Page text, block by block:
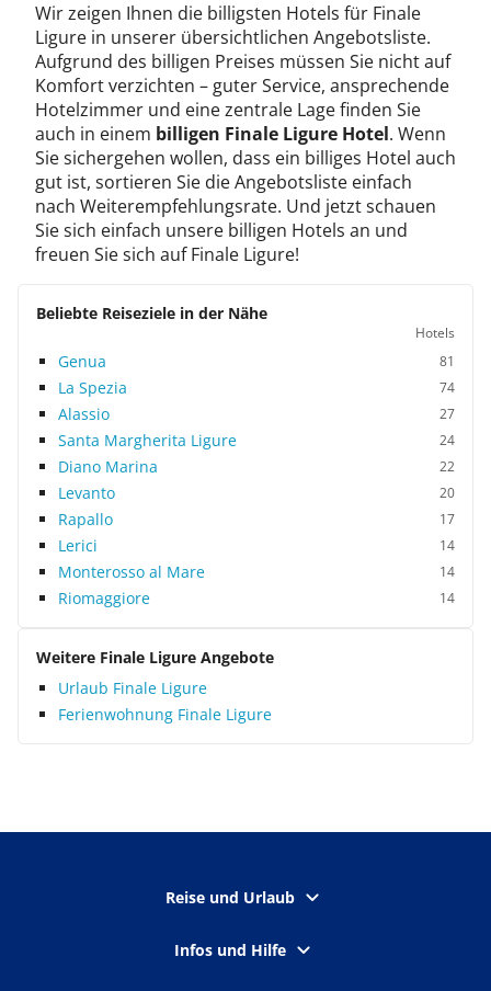
Wir zeigen Ihnen die billigsten Hotels für Finale
Ligure in unserer übersichtlichen Angebotsliste.
Aufgrund des billigen Preises müssen Sie nicht auf
Komfort verzichten – guter Service, ansprechende
Hotelzimmer und eine zentrale Lage finden Sie
auch in einem billigen Finale Ligure Hotel. Wenn
Sie sichergehen wollen, dass ein billiges Hotel auch
gut ist, sortieren Sie die Angebotsliste einfach
nach Weiterempfehlungsrate. Und jetzt schauen
Sie sich einfach unsere billigen Hotels an und
freuen Sie sich auf Finale Ligure!
Beliebte Reiseziele in der Nähe
Hotels
Genua 81
La Spezia 74
Alassio 27
Santa Margherita Ligure 24
Diano Marina 22
Levanto 20
Rapallo 17
Lerici 14
Monterosso al Mare 14
Riomaggiore 14
Weitere Finale Ligure Angebote
Urlaub Finale Ligure
Ferienwohnung Finale Ligure
Reise und Urlaub
Infos und Hilfe